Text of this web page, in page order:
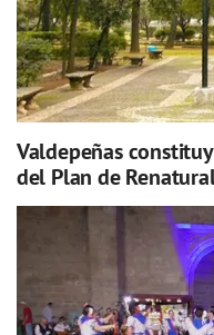
Valdepeñas
del Plan de